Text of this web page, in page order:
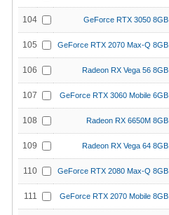
104 GeForce RTX 3050 8GB
105 GeForce RTX 2070 Max-Q 8GB
106 Radeon RX Vega 56 8GB
107 GeForce RTX 3060 Mobile 6GB
108 Radeon RX 6650M 8GB
109 Radeon RX Vega 64 8GB
110 GeForce RTX 2080 Max-Q 8GB
111 GeForce RTX 2070 Mobile 8GB